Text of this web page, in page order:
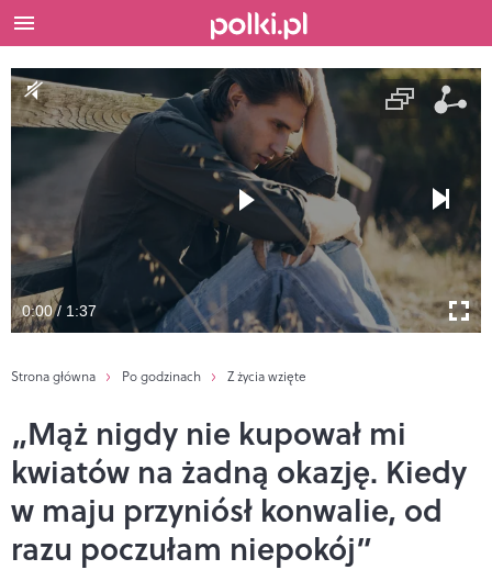
0:00 / 1:37
Strona główna Po godzinach Z życia wzięte
„Mąż nigdy nie kupował mi
kwiatów na żadną okazję. Kiedy
w maju przyniósł konwalie, od
razu poczułam niepokój”